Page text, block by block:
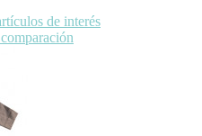
de interés